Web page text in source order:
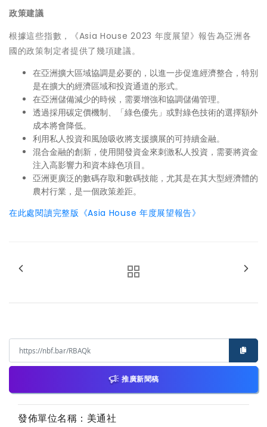
政策建議
根據這些指數，《Asia House 2023 年度展望》報告為亞洲各
國的政策制定者提供了幾項建議。
在亞洲擴大區域協調是必要的，以進一步促進經濟整合，特別
是在擴大的經濟區域和投資通道的形式。
在亞洲儲備減少的時候，需要增強和協調儲備管理。
透過採用碳定價機制、「綠色優先」或對綠色技術的選擇額外
成本將會降低。
利用私人投資和風險吸收將支援擴展的可持續金融。
混合金融的創新，使用開發資金來刺激私人投資，需要將資金
注入高影響力和資本綠色項目。
亞洲更廣泛的數碼存取和數碼技能，尤其是在其大型經濟體的
農村行業，是一個政策差距。
在此處閱讀完整版《Asia House 年度展望報告》
推廣新聞稿
發佈單位名稱：美通社